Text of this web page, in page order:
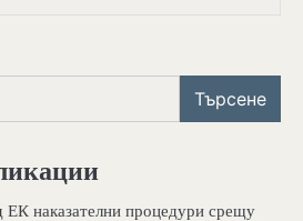
Търсене
ЕК наказателни процедури срещу